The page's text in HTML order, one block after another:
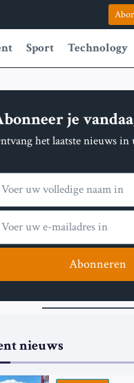
Sport Technology
je
het laatste nieuws
Abonneren
nieuws